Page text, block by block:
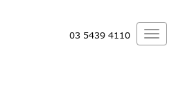
03 5439 4110